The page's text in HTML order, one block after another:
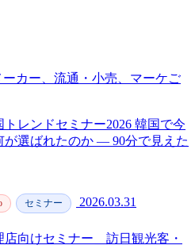
カー、流通・小売、マーケご
トレンドセミナー2026 韓国で今
が選ばれたのか — 90分で見えた
セミナー 2026.03.31
店向けセミナー＿訪日観光客・